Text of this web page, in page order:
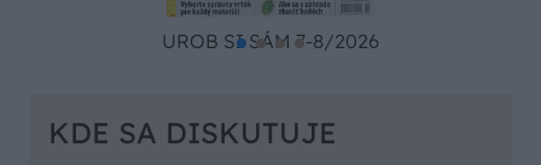
UROB SI SÁM 7-8/2026
KDE SA DISKUTUJE